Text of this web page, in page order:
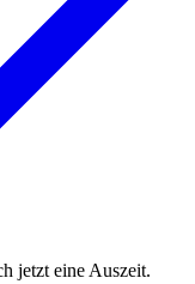
jetzt eine Auszeit.